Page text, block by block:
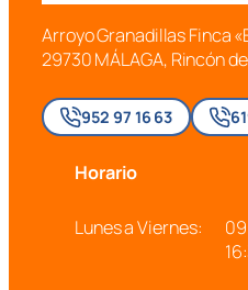
Arroyo Granadillas Finca
29730 MÁLAGA, Rincón
952 97 16 63
Horario
Lunes a Viernes: